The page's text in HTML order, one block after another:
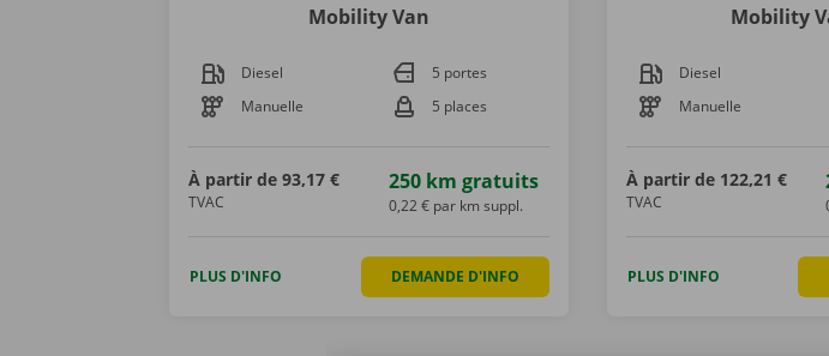
Mobility Van
Diesel
5 portes
Manuelle
5 places
À partir de 93,17 €
TVAC
250 km gratuits
0,22 € par km suppl.
PLUS D'INFO DEMANDE D'INFO
Mobility
Diesel
Manuelle
À partir de 122,21 €
TVAC
PLUS D'INFO